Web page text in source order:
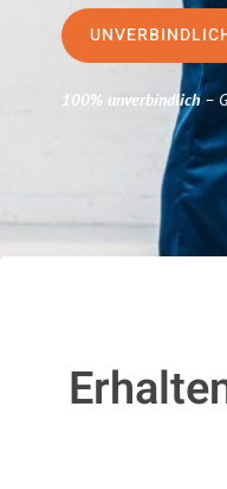
100% unverbindlich–